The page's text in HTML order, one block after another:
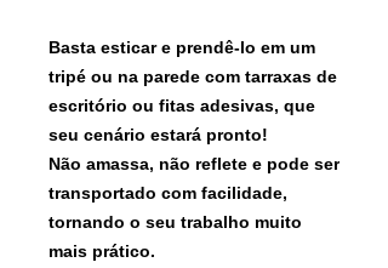
Basta esticar e prendê-lo em um
tripé ou na parede com tarraxas de
escritório ou fitas adesivas, que
seu cenário estará pronto!
Não amassa, não reflete e pode ser
transportado com facilidade,
tornando o seu trabalho muito
mais prático.